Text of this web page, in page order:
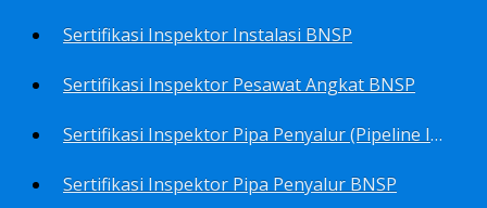
Sertifikasi Inspektor Instalasi BNSP
Sertifikasi Inspektor Pesawat Angkat BNSP
Sertifikasi Inspektor Pipa Penyalur (Pipeline Inspector) BNSP
Sertifikasi Inspektor Pipa Penyalur BNSP